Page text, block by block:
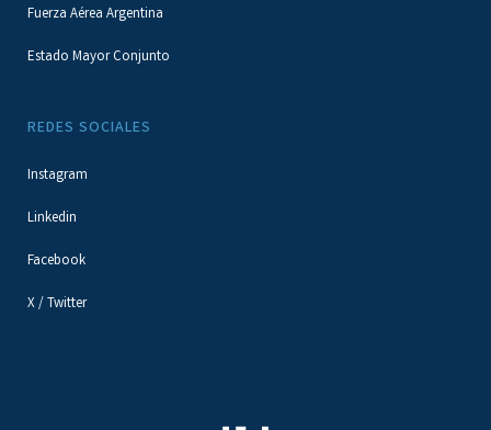
Fuerza Aérea Argentina
Estado Mayor Conjunto
REDES SOCIALES
Instagram
Linkedin
Facebook
X / Twitter